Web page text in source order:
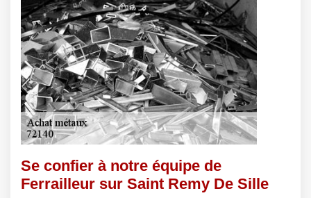
Se confier à notre équipe de
Ferrailleur sur Saint Remy De Sille